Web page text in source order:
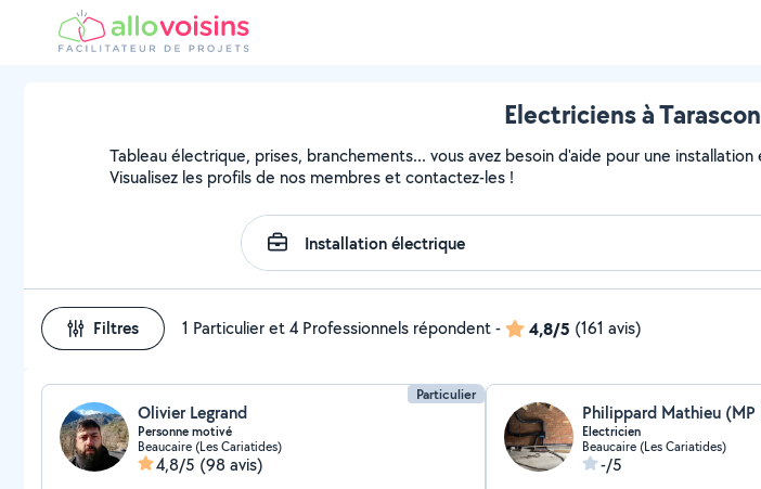
Electriciens à
Tableau électrique, prises, branchements... vous avez besoin d'aide pour une
Visualisez les profils de nos membres et contactez-les !
Filtres 1 Particulier et 4 Professionnels répondent- 4,8/5 (161 avis)
Particulier
Olivier Legrand
Personne motivé
Beaucaire (Les Cariatides)
4,8/5 (98 avis)
Philippard Mathieu (MP
Electricien
Beaucaire (Les Cariatides)
-/5